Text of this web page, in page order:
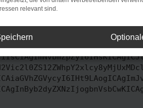
hast, kontaktiere uns bitte. Wir
relevant sind.